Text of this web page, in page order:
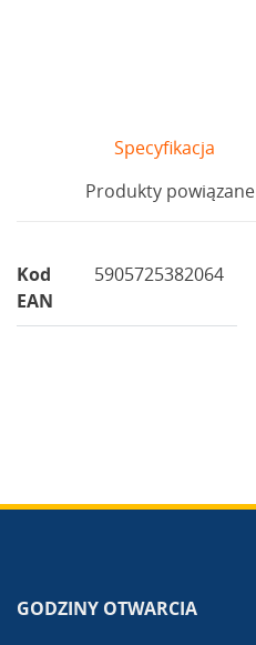
Specyfikacja
Produkty powiązane
Kod
EAN
5905725382064
GODZINY OTWARCIA